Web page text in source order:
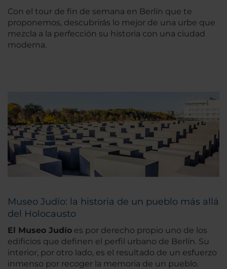
Con el tour de fin de semana en Berlín que te
proponemos, descubrirás lo mejor de una urbe que
mezcla a la perfección su historia con una ciudad
moderna.
Museo Judío: la historia de un pueblo más allá
del Holocausto
El Museo Judío es por derecho propio uno de los
edificios que definen el perfil urbano de Berlín. Su
interior, por otro lado, es el resultado de un esfuerzo
inmenso por recoger la memoria de un pueblo.